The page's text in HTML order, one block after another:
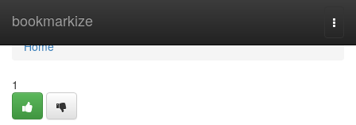
bookmarkize
Home
Home
1